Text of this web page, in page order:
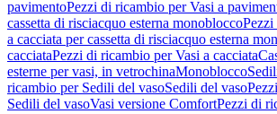
pavimentoPezzi di ricambio per Vasi a
cassetta di risciacquo esterna monobloccoPezzi
a cacciata per cassetta di risciacquo esterna
cacciataPezzi di ricambio per Vasi a cacciata
esterne per vasi, in vetrochinaMonoblocco
ricambio per Sedili del vasoSedili del vaso
Sedili del vasoVasi versione ComfortPezzi di